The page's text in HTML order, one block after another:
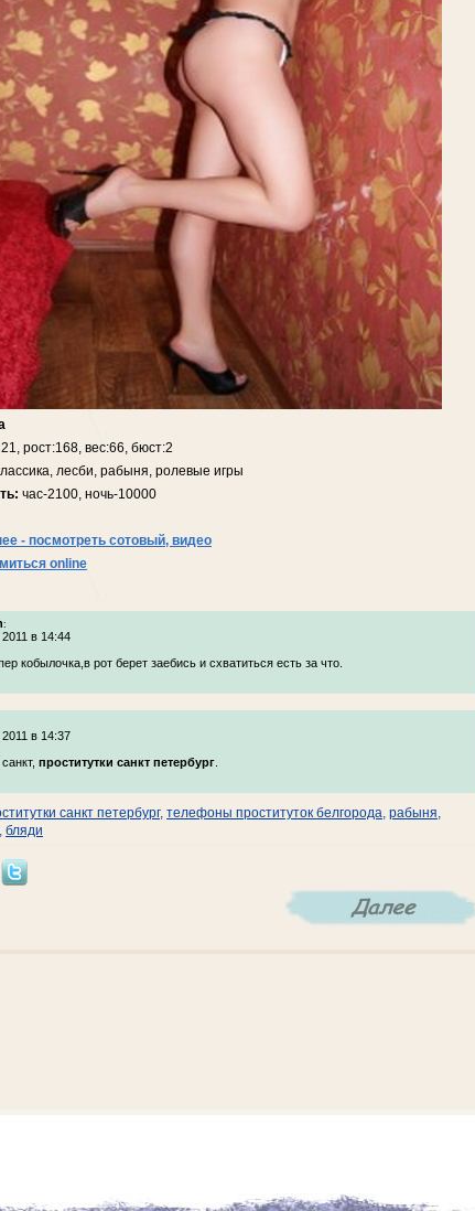
21, рост:168, вес:66, бюст:2
лесби, рабыня, ролевые игры
час-2100, ночь-10000
- посмотреть сотовый, видео
online
:
2011 в 14:44
кобылочка,в рот берет заебись и схватиться есть за что.
2011 в 14:37
проститутки санкт петербург
санкт петербург, телефоны проституток белгорода, рабыня,
, бляди